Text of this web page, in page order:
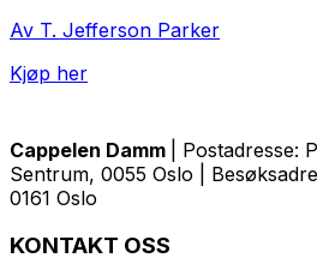
Av T. Jefferson Parker
Kjøp her
Cappelen Damm
| Postadresse:
Sentrum, 0055 Oslo |
0161 Oslo
KONTAKT OSS